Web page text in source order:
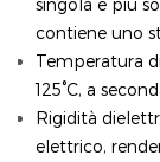
contiene uno
Temperatura
125°C, a
Rigidità
elettrico,